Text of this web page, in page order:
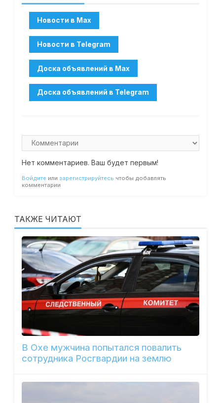
Нет комментариев. Ваш будет первым!
Войдите или зарегистрируйтесь чтобы добавлять
комментарии
ТАКЖЕ ЧИТАЮТ
В Охе мужчина попытался повалить
сотрудника Росгвардии на землю